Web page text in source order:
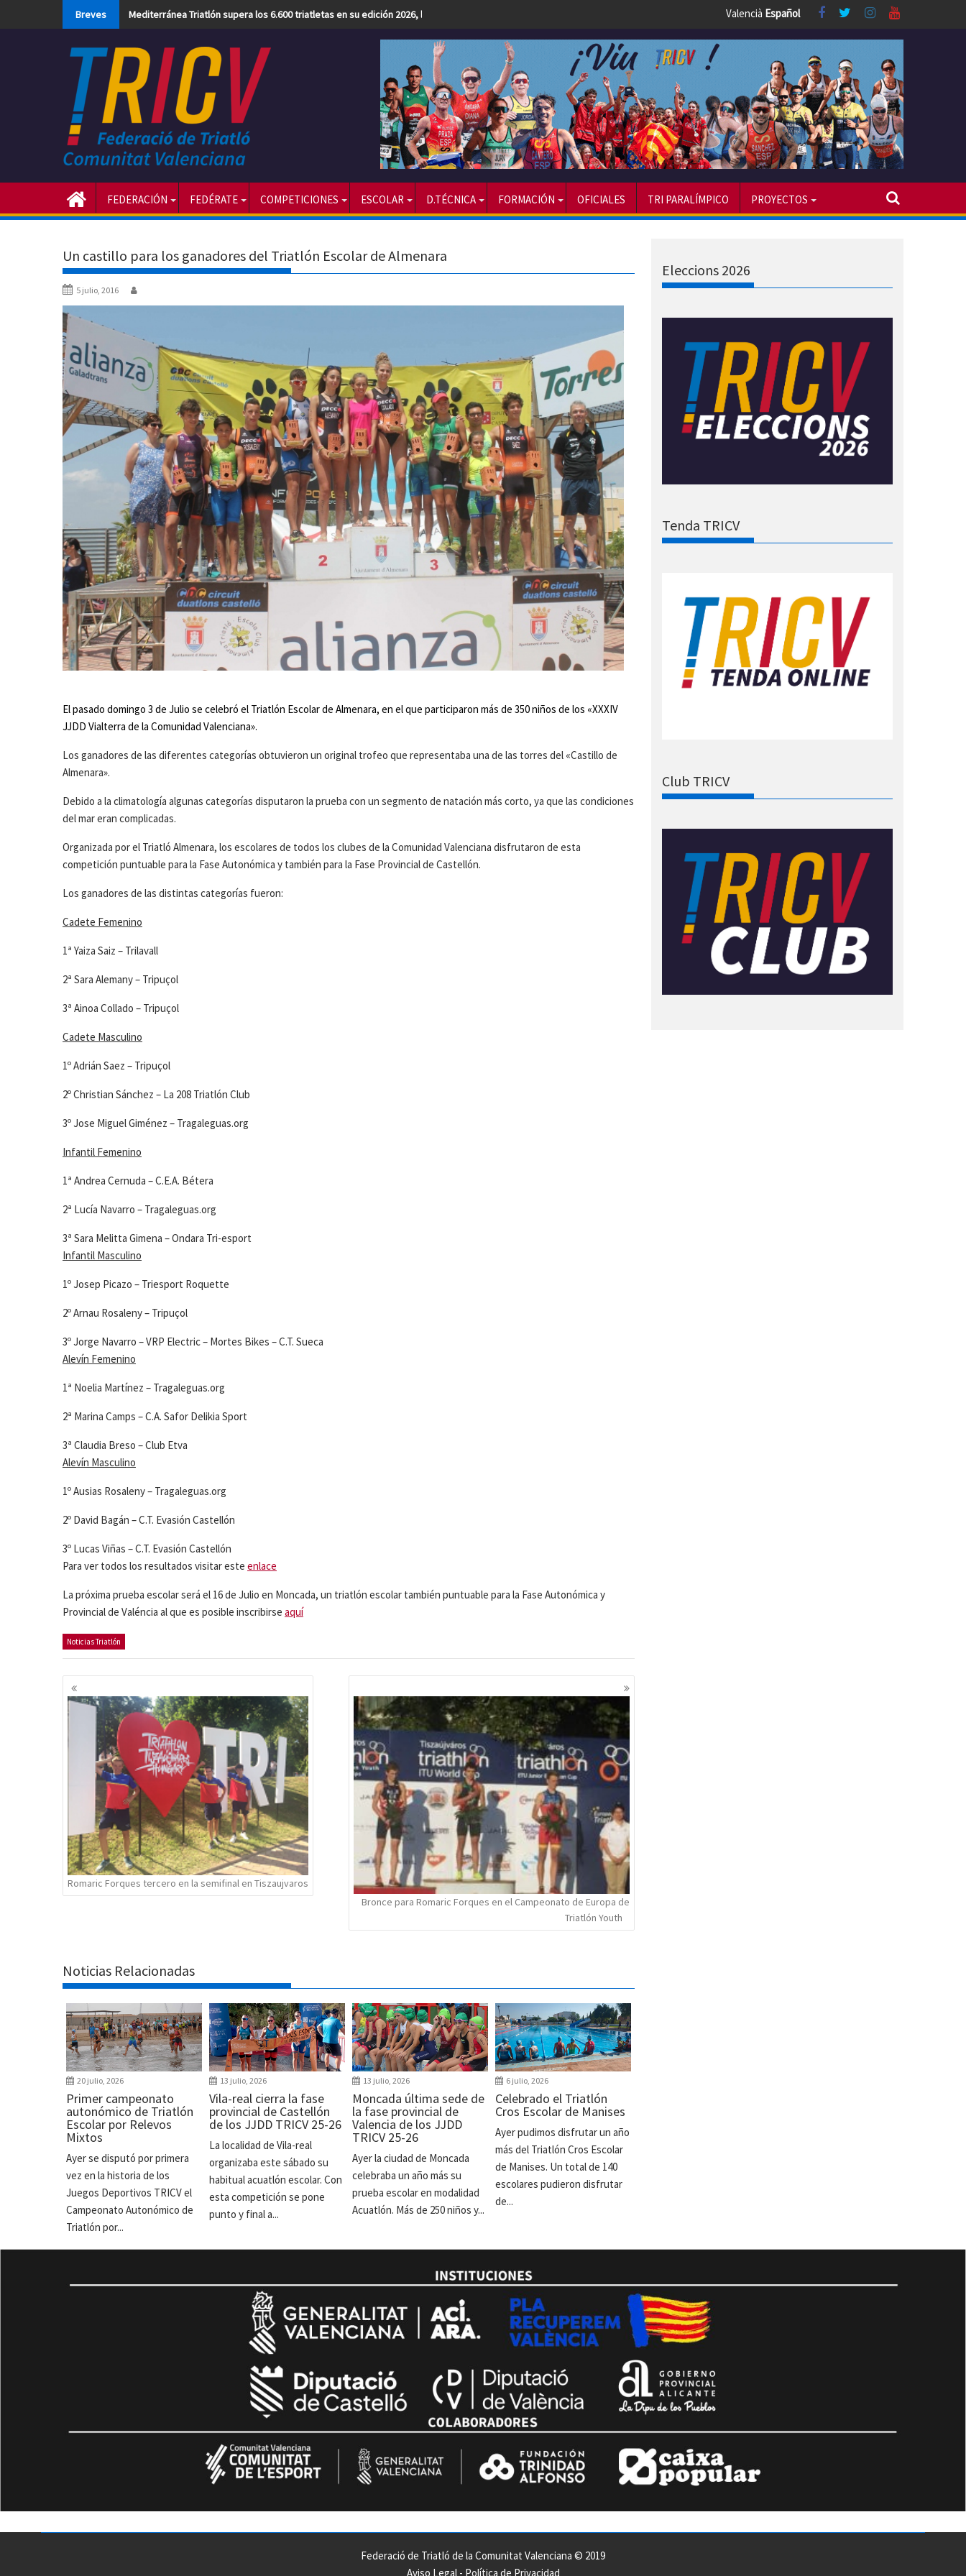
Breves Mediterránea Triatlón supera los 6.600 triatletas en su edición 2026, la más numerosa hasta la fecha Valencià Español
FEDERACIÓN FEDÉRATE COMPETICIONES ESCOLAR D.TÉCNICA FORMACIÓN OFICIALES TRI PARALÍMPICO PROYECTOS
Un castillo para los ganadores del Triatlón Escolar de Almenara
5 julio, 2016
El pasado domingo 3 de Julio se celebró el Triatlón Escolar de Almenara, en el que participaron más de 350 niños de los «XXXIV
JJDD Vialterra de la Comunidad Valenciana».
Los ganadores de las diferentes categorías obtuvieron un original trofeo que representaba una de las torres del «Castillo de
Almenara».
Debido a la climatología algunas categorías disputaron la prueba con un segmento de natación más corto, ya que las condiciones
del mar eran complicadas.
Organizada por el Triatló Almenara, los escolares de todos los clubes de la Comunidad Valenciana disfrutaron de esta
competición puntuable para la Fase Autonómica y también para la Fase Provincial de Castellón.
Los ganadores de las distintas categorías fueron:
Cadete Femenino
1ª Yaiza Saiz – Trilavall
2ª Sara Alemany – Tripuçol
3ª Ainoa Collado – Tripuçol
Cadete Masculino
1º Adrián Saez – Tripuçol
2º Christian Sánchez – La 208 Triatlón Club
3º Jose Miguel Giménez – Tragaleguas.org
Infantil Femenino
1ª Andrea Cernuda – C.E.A. Bétera
2ª Lucía Navarro – Tragaleguas.org
3ª Sara Melitta Gimena – Ondara Tri-esport
Infantil Masculino
1º Josep Picazo – Triesport Roquette
2º Arnau Rosaleny – Tripuçol
3º Jorge Navarro – VRP Electric – Mortes Bikes – C.T. Sueca
Alevín Femenino
1ª Noelia Martínez – Tragaleguas.org
2ª Marina Camps – C.A. Safor Delikia Sport
3ª Claudia Breso – Club Etva
Alevín Masculino
1º Ausias Rosaleny – Tragaleguas.org
2º David Bagán – C.T. Evasión Castellón
3º Lucas Viñas – C.T. Evasión Castellón
Para ver todos los resultados visitar este enlace
La próxima prueba escolar será el 16 de Julio en Moncada, un triatlón escolar también puntuable para la Fase Autonómica y
Provincial de Valéncia al que es posible inscribirse aquí
Noticias Triatlón
Navegación
de
entradas
Romaric Forques tercero en la semifinal en Tiszaujvaros
Bronce para Romaric Forques en el Campeonato de Europa de
Triatlón Youth
Noticias Relacionadas
20 julio, 2026
Primer campeonato
autonómico de Triatlón
Escolar por Relevos
Mixtos
Ayer se disputó por primera
vez en la historia de los
Juegos Deportivos TRICV el
Campeonato Autonómico de
Triatlón por...
13 julio, 2026
Vila-real cierra la fase
provincial de Castellón
de los JJDD TRICV 25-26
La localidad de Vila-real
organizaba este sábado su
habitual acuatlón escolar. Con
esta competición se pone
punto y final a...
13 julio, 2026
Moncada última sede de
la fase provincial de
Valencia de los JJDD
TRICV 25-26
Ayer la ciudad de Moncada
celebraba un año más su
prueba escolar en modalidad
Acuatlón. Más de 250 niños y...
6 julio, 2026
Celebrado el Triatlón
Cros Escolar de Manises
Ayer pudimos disfrutar un año
más del Triatlón Cros Escolar
de Manises. Un total de 140
escolares pudieron disfrutar
de...
Eleccions 2026
Tenda TRICV
Club TRICV
Federació de Triatló de la Comunitat Valenciana © 2019
Aviso Legal- Política de Privacidad